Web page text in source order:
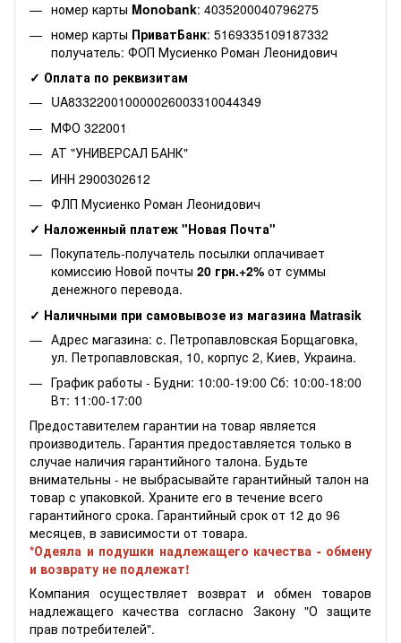
номер карты Monobank: 4035200040796275
номер карты ПриватБанк: 5169335109187332
получатель: ФОП Мусиенко Роман Леонидович
✓ Оплата по реквизитам
UA833220010000026003310044349
МФО 322001
АТ "УНИВЕРСАЛ БАНК"
ИНН 2900302612
ФЛП Мусиенко Роман Леонидович
✓ Наложенный платеж "Новая Почта"
Покупатель-получатель посылки оплачивает
комиссию Новой почты 20 грн.+2% от суммы
денежного перевода.
✓ Наличными при самовывозе из магазина Matrasik
Адрес магазина: с. Петропавловская Борщаговка,
ул. Петропавловская, 10, корпус 2, Киев, Украина.
График работы - Будни: 10:00-19:00 Сб: 10:00-18:00
Вт: 11:00-17:00
Предоставителем гарантии на товар является
производитель. Гарантия предоставляется только в
случае наличия гарантийного талона. Будьте
внимательны - не выбрасывайте гарантийный талон на
товар с упаковкой. Храните его в течение всего
гарантийного срока. Гарантийный срок от 12 до 96
месяцев, в зависимости от товара.
*Одеяла и подушки надлежащего качества - обмену
и возврату не подлежат!
Компания осуществляет возврат и обмен товаров
надлежащего качества согласно Закону "О защите
прав потребителей".